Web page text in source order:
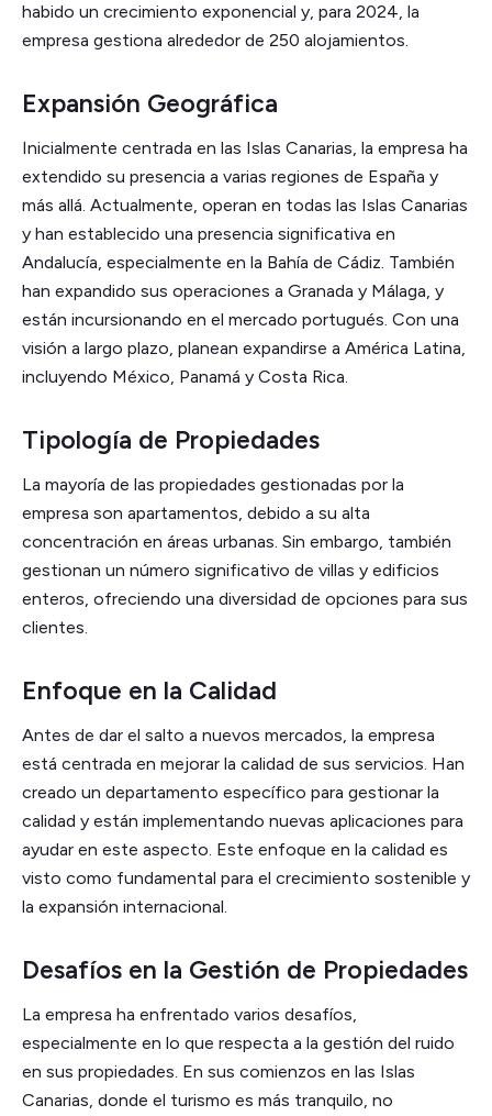
habido un crecimiento exponencial y, para 2024, la
empresa gestiona alrededor de 250 alojamientos.
Expansión Geográfica
Inicialmente centrada en las Islas Canarias, la empresa ha
extendido su presencia a varias regiones de España y
más allá. Actualmente, operan en todas las Islas Canarias
y han establecido una presencia significativa en
Andalucía, especialmente en la Bahía de Cádiz. También
han expandido sus operaciones a Granada y Málaga, y
están incursionando en el mercado portugués. Con una
visión a largo plazo, planean expandirse a América Latina,
incluyendo México, Panamá y Costa Rica.
Tipología de Propiedades
La mayoría de las propiedades gestionadas por la
empresa son apartamentos, debido a su alta
concentración en áreas urbanas. Sin embargo, también
gestionan un número significativo de villas y edificios
enteros, ofreciendo una diversidad de opciones para sus
clientes.
Enfoque en la Calidad
Antes de dar el salto a nuevos mercados, la empresa
está centrada en mejorar la calidad de sus servicios. Han
creado un departamento específico para gestionar la
calidad y están implementando nuevas aplicaciones para
ayudar en este aspecto. Este enfoque en la calidad es
visto como fundamental para el crecimiento sostenible y
la expansión internacional.
Desafíos en la Gestión de Propiedades
La empresa ha enfrentado varios desafíos,
especialmente en lo que respecta a la gestión del ruido
en sus propiedades. En sus comienzos en las Islas
Canarias, donde el turismo es más tranquilo, no